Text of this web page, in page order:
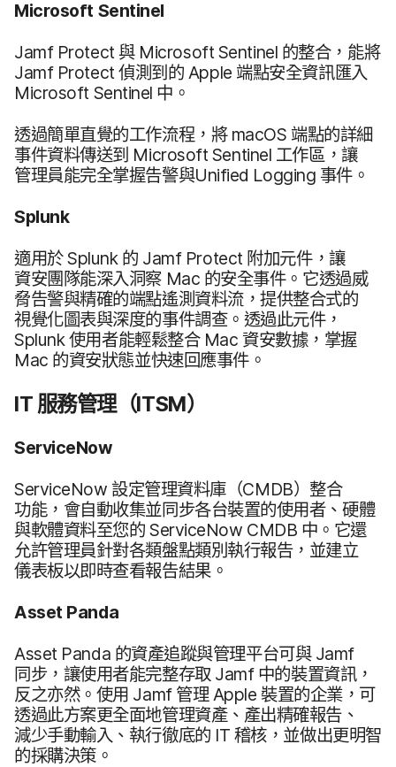
Microsoft Sentinel
Jamf Protect 與Microsoft Sentinel 的​整合，​能​將
Jamf Protect偵測到​的 Apple 端點​安全​資訊​匯入
Microsoft Sentinel 中。
透過​簡單​直覺​的​工作​流程，​將macOS 端點​的​詳細​
事件​資料​傳送​到 Microsoft Sentinel 工作區，​讓​
管理員​能​完全​掌​握告警​與Unified Logging 事件。
Splunk
適用​於Splunk 的 Jamf Protect 附加​元​件，​讓​
資安團隊​能​深入​洞察Mac 的​安全​事件。​它​透過​威​
脅告警​與​精確​的​端點遙測​資料流，​提供​整​合式​的​
視覺化​圖表​與​深度​的​事件​調查。​透過​此​元件，
Splunk使用​者​能​輕鬆​整合Mac 資安​數據，​掌握
Mac 的​資安​狀態​並​快速​回應​事件。
IT 服務​管理​（ITSM）
ServiceNow
ServiceNow 設定​管理​資料​庫​（CMDB）​整合​
功能，​會​自動​收集​並​同步​各​台​裝置​的​使用​者、​硬體​
與​軟體​資料​至​您​的 ServiceNow CMDB 中。​它​還​
允許​管理員​針對​各​類盤點​類別​執行​報告，​並​建立​
儀表板​以​即​時​查​看​報告​結果。
Asset Panda
Asset Panda 的​資產​追蹤​與​管理​平台可​與Jamf
同步，​讓​使用​者​能​完整​存​取 Jamf 中​的​裝置​資訊，​
反之​亦然。​使用 Jamf 管理 Apple裝置​的​企業，​可​
透過​此​方案​更​全面​地​管理​資產、​產出​精確​報告、​
減少​手動​輸入、​執行​徹底​的 IT 稽核，​並​做出​更​明智​
的​採購​決策。